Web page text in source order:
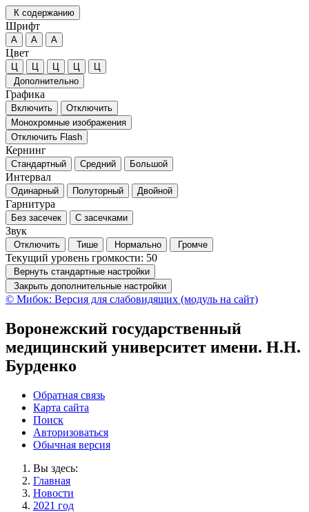
К содержанию
Шрифт
А А А
Цвет
Ц Ц Ц Ц
Ц
Дополнительно
Графика
Включить
Отключить
Монохромные изображения
Отключить Flash
Кернинг
Стандартный Средний Большой
Интервал
Одинарный Полуторный Двойной
Гарнитура
Без засечек С засечками
Звук
Отключить Тише Нормально Громче
Текущий уровень громкости: 50
Вернуть стандартные настройки
Закрыть дополнительные настройки
© Мибок: Версия для слабовидящих (модуль на сайт)
Воронежский государственный
медицинский университет имени. Н.Н.
Бурденко
Обратная связь
Карта сайта
Поиск
Авторизоваться
Обычная версия
Вы здесь:
Главная
Новости
2021 год